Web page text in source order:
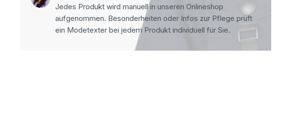
Jedes Produkt wird manuell in unseren Onlineshop
aufgenommen. Besonderheiten oder Infos zur Pflege prüft
ein Modetexter bei jedem Produkt individuell für Sie.